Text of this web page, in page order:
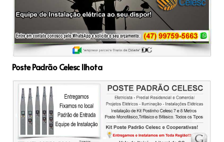
Poste Padrão Celesc Ilhota